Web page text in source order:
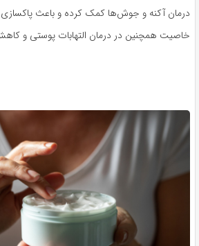
درمان آکنه و جوش‌ها کمک کرده و باعث
خاصیت همچنین در درمان التهابات پوستی و